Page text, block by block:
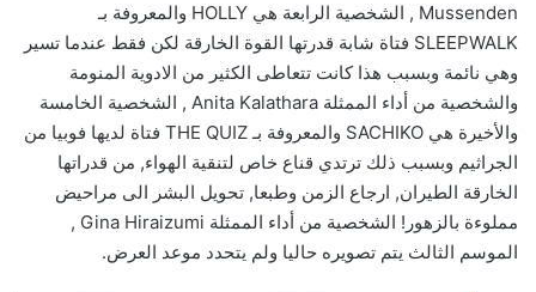
Mussenden , الشخصية الرابعة هي HOLLY والمعروفة بـ
SLEEPWALK فتاة شابة قدرتها القوة الخارقة لكن فقط عندما تسير
وهي نائمة وبسبب هذا كانت تتعاطى الكثير من الادوية المنومة
والشخصية من أداء الممثلة Anita Kalathara , الشخصية الخامسة
والأخيرة هي SACHIKO والمعروفة بـ THE QUIZ فتاة لديها فوبيا من
الجراثيم وبسبب ذلك ترتدي قناع خاص لتنقية الهواء, من قدراتها
الخارقة الطيران, ارجاع الزمن وطبعا, تحويل البشر الى مراحيض
مملوءة بالزهور! الشخصية من أداء الممثلة Gina Hiraizumi ,
الموسم الثالث يتم تصويره حاليا ولم يتحدد موعد العرض.